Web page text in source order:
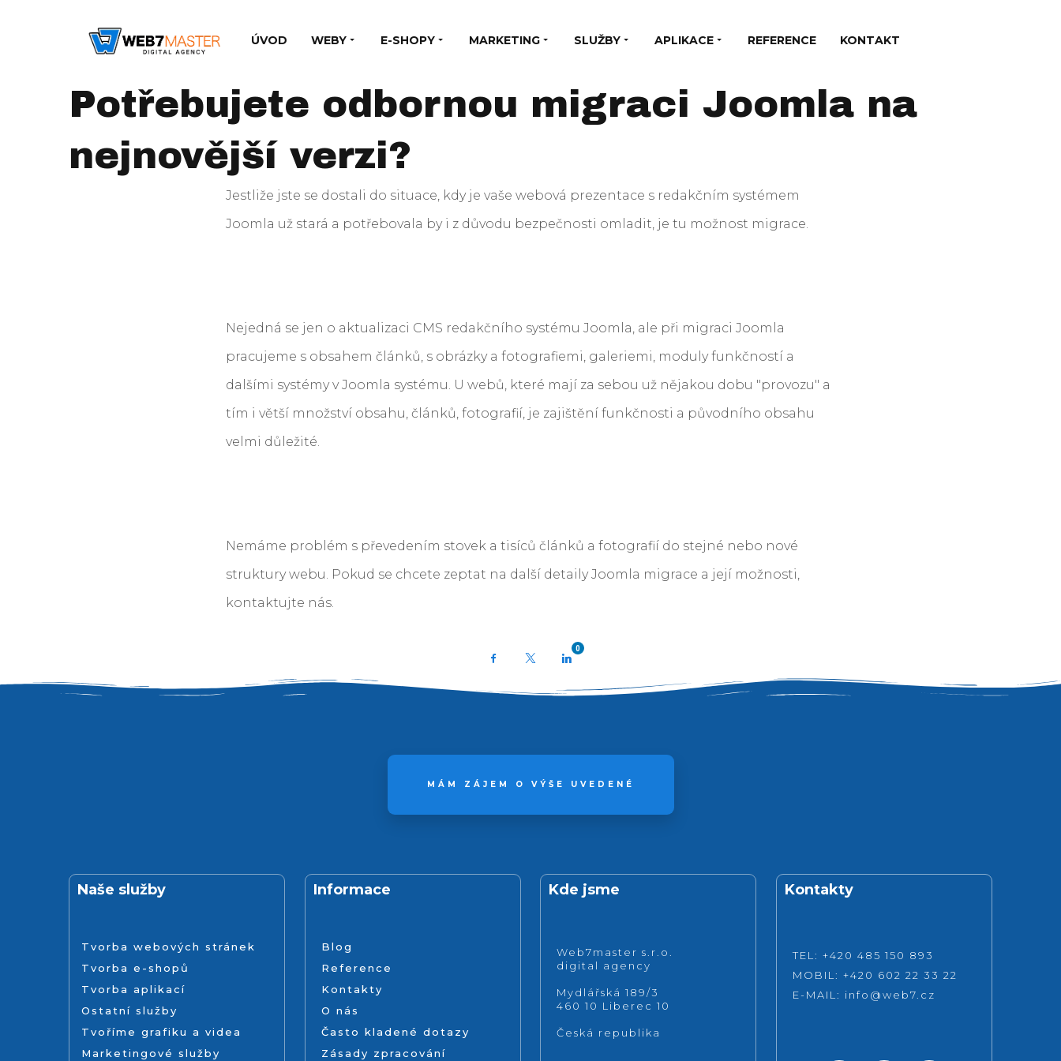
ÚVOD WEBY E-SHOPY MARKETING SLUŽBY APLIKACE REFERENCE KONTAKT
Potřebujete odbornou migraci Joomla na
nejnovější verzi?
Jestliže jste se dostali do situace, kdy je vaše webová prezentace s redakčním systémem
Joomla už stará a potřebovala by i z důvodu bezpečnosti omladit, je tu možnost migrace.
Nejedná se jen o aktualizaci CMS redakčního systému Joomla, ale při migraci Joomla
pracujeme s obsahem článků, s obrázky a fotografiemi, galeriemi, moduly funkčností a
dalšími systémy v Joomla systému. U webů, které mají za sebou už nějakou dobu "provozu" a
tím i větší množství obsahu, článků, fotografií, je zajištění funkčnosti a původního obsahu
velmi důležité.
Nemáme problém s převedením stovek a tisíců článků a fotografií do stejné nebo nové
struktury webu. Pokud se chcete zeptat na další detaily Joomla migrace a její možnosti,
kontaktujte nás.
Facebook
0
MÁM ZÁJEM O VÝŠE UVEDENÉ
Naše služby
Tvorba webových stránek
Tvorba e-shopů
Tvorba aplikací
Ostatní služby
Tvoříme grafiku a videa
Marketingové služby
Informace
Blog
Reference
Kontakty
O nás
Často kladené dotazy
Zásady zpracování
Kde jsme
Web7master s.r.o.
digital agency
Mydlářská 189/3
460 10 Liberec 10
Česká republika
Kontakty
TEL: +420 485 150 893
MOBIL: +420 602 22 33 22
E-MAIL: info@web7.cz